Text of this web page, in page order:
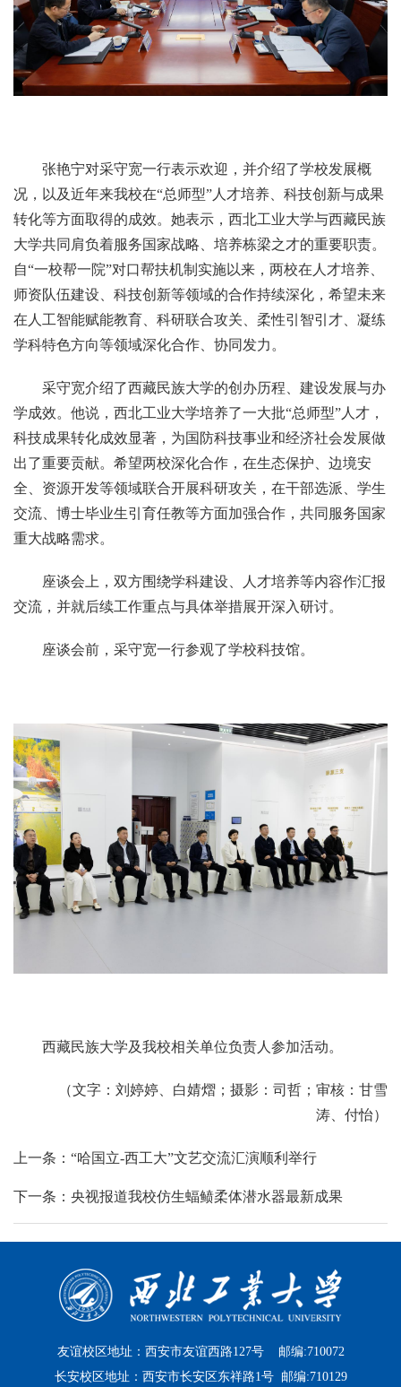
张艳宁对采守宽一行表示欢迎，并介绍了学校发展概
况，以及近年来我校在“总师型”人才培养、科技创新与成果
转化等方面取得的成效。她表示，西北工业大学与西藏民族
大学共同肩负着服务国家战略、培养栋梁之才的重要职责。
自“一校帮一院”对口帮扶机制实施以来，两校在人才培养、
师资队伍建设、科技创新等领域的合作持续深化，希望未来
在人工智能赋能教育、科研联合攻关、柔性引智引才、凝练
学科特色方向等领域深化合作、协同发力。
采守宽介绍了西藏民族大学的创办历程、建设发展与办
学成效。他说，西北工业大学培养了一大批“总师型”人才，
科技成果转化成效显著，为国防科技事业和经济社会发展做
出了重要贡献。希望两校深化合作，在生态保护、边境安
全、资源开发等领域联合开展科研攻关，在干部选派、学生
交流、博士毕业生引育任教等方面加强合作，共同服务国家
重大战略需求。
座谈会上，双方围绕学科建设、人才培养等内容作汇报
交流，并就后续工作重点与具体举措展开深入研讨。
座谈会前，采守宽一行参观了学校科技馆。
西藏民族大学及我校相关单位负责人参加活动。
（文字：刘婷婷、白婧熠；摄影：司哲；审核：甘雪
涛、付怡）
上一条：“哈国立-西工大”文艺交流汇演顺利举行
下一条：央视报道我校仿生蝠鲼柔体潜水器最新成果
友谊校区地址：西安市友谊西路127号 邮编:710072
长安校区地址：西安市长安区东祥路1号 邮编:710129